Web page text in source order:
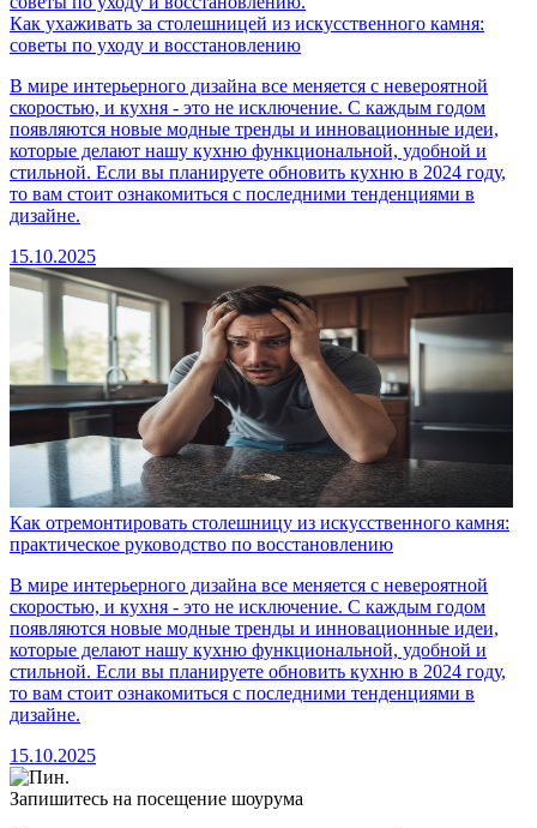
Как ухаживать за столешницей из искусственного камня:
советы по уходу и восстановлению
В мире интерьерного дизайна все меняется с невероятной
скоростью, и кухня - это не исключение. С каждым годом
появляются новые модные тренды и инновационные идеи,
которые делают нашу кухню функциональной, удобной и
стильной. Если вы планируете обновить кухню в 2024 году,
то вам стоит ознакомиться с последними тенденциями в
дизайне.
15.10.2025
Как отремонтировать столешницу из искусственного камня:
практическое руководство по восстановлению
В мире интерьерного дизайна все меняется с невероятной
скоростью, и кухня - это не исключение. С каждым годом
появляются новые модные тренды и инновационные идеи,
которые делают нашу кухню функциональной, удобной и
стильной. Если вы планируете обновить кухню в 2024 году,
то вам стоит ознакомиться с последними тенденциями в
дизайне.
15.10.2025
Запишитесь на посещение шоурума